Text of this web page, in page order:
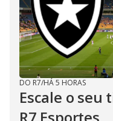
DO R7/HÁ 5 HORAS
Escale o seu